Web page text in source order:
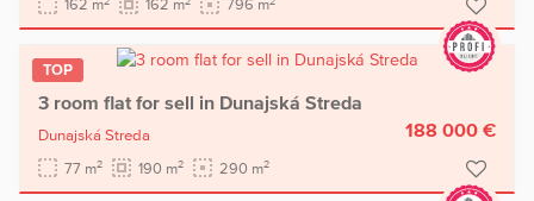
162 m
162 m 796 m
TOP
3 room flat for sell in Dunajská Streda
Dunajská Streda
77 m2 190 m2 290 m2
188 000 €